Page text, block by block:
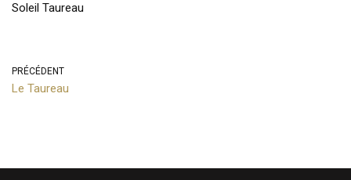
Soleil Taureau
PRÉCÉDENT
Le Taureau